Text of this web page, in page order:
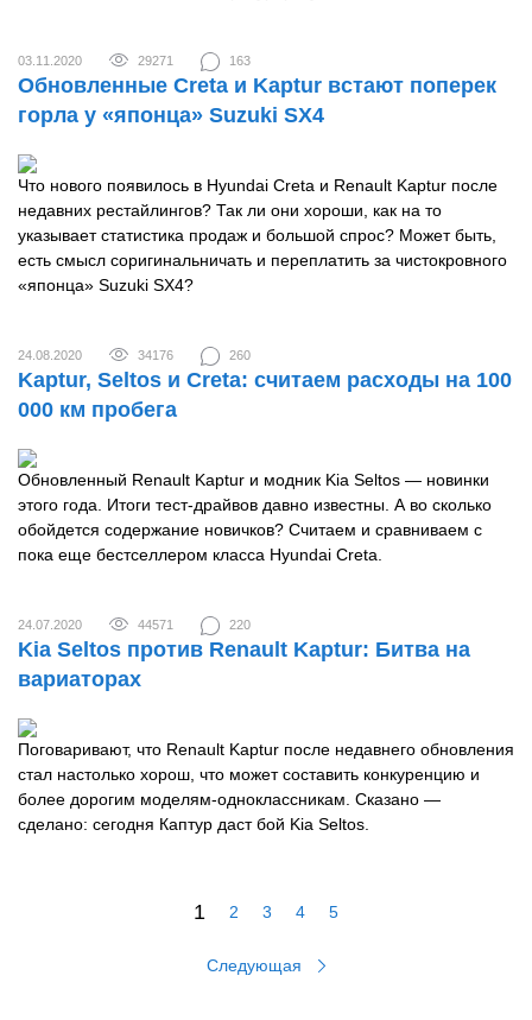
03.11.2020 29271 163
Обновленные Creta и Kaptur встают поперек
горла у «японца» Suzuki SX4
Что нового появилось в Hyundai Creta и Renault Kaptur после
недавних рестайлингов? Так ли они хороши, как на то
указывает статистика продаж и большой спрос? Может быть,
есть смысл соригинальничать и переплатить за чистокровного
«японца» Suzuki SX4?
24.08.2020 34176 260
Kaptur, Seltos и Creta: считаем расходы на 100
000 км пробега
Обновленный Renault Kaptur и модник Kia Seltos — новинки
этого года. Итоги тест-драйвов давно известны. А во сколько
обойдется содержание новичков? Считаем и сравниваем с
пока еще бестселлером класса Hyundai Creta.
24.07.2020 44571 220
Kia Seltos против Renault Kaptur: Битва на
вариаторах
Поговаривают, что Renault Kaptur после недавнего обновления
стал настолько хорош, что может составить конкуренцию и
более дорогим моделям-одноклассникам. Сказано —
сделано: сегодня Каптур даст бой Kia Seltos.
1 2 3 4 5
Следующая